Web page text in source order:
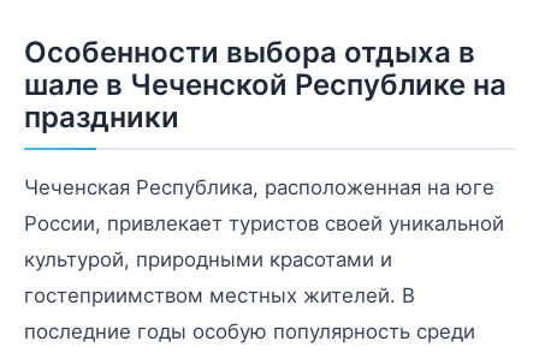
Особенности выбора отдыха в
шале в Чеченской Республике на
праздники
Чеченская Республика, расположенная на юге
России, привлекает туристов своей уникальной
культурой, природными красотами и
гостеприимством местных жителей. В
последние годы особую популярность среди